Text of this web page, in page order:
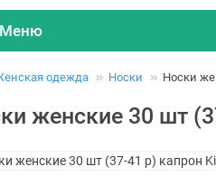
Меню
одежда Носки Носки
женские 30 шт